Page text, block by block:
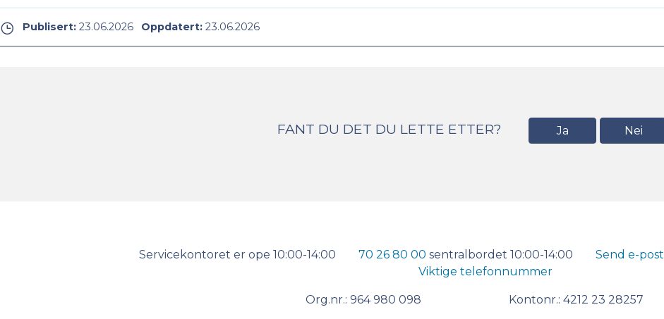
Publisert: 23.06.2026 Oppdatert: 23.06.2026
FANT DU DET DU LETTE ETTER? Ja Nei
Servicekontoret er ope 10:00-14:00 70 26 80 00 sentralbordet 10:00-14:00 Send e-post
Viktige telefonnummer
Org.nr.: 964 980 098 Kontonr.: 4212 23 28257